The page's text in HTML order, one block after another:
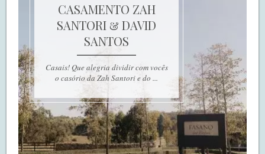
CASAMENTO ZAH
SANTORI & DAVID
SANTOS
Casais! Que alegria dividir com vocês
o casório da Zah Santori e do ...